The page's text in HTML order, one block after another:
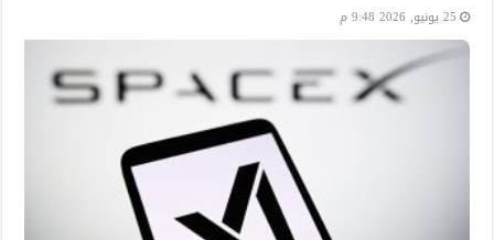
25 يونيو, 2026 9:48 م